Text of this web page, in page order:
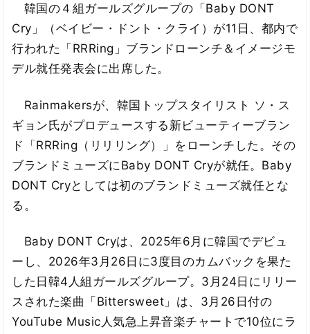
韓国の４組ガールズグループの「Baby DONT
Cry」（ベイビー・ドント・クライ）が11日、都内で
行われた「RRRing」ブランドローンチ＆イメージモ
デル就任発表会に出席した。
Rainmakersが、韓国トップスタイリスト ソ・ス
ギョン氏がプロデュースする新ビューティーブラン
ド「RRRing（リリリング）」をローンチした。その
ブランドミューズにBaby DONT Cryが就任。Baby
DONT Cryとしては初のブランドミューズ就任とな
る。
Baby DONT Cryは、2025年6月に韓国でデビュ
ーし、2026年3月26日に3度目のカムバックを果た
した日韓4人組ガールズグループ。3月24日にリリー
スされた楽曲「Bittersweet」は、3月26日付の
YouTube Music人気急上昇音楽チャートで10位にラ